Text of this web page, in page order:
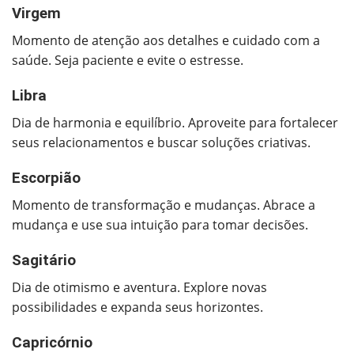
Virgem
Momento de atenção aos detalhes e cuidado com a
saúde. Seja paciente e evite o estresse.
Libra
Dia de harmonia e equilíbrio. Aproveite para fortalecer
seus relacionamentos e buscar soluções criativas.
Escorpião
Momento de transformação e mudanças. Abrace a
mudança e use sua intuição para tomar decisões.
Sagitário
Dia de otimismo e aventura. Explore novas
possibilidades e expanda seus horizontes.
Capricórnio